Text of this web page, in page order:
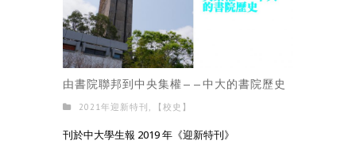
由書院聯邦到中央集權——中大的書院歷史
2021年迎新特刊 , 【校史】
刊於中大學生報 2019 年《迎新特刊》